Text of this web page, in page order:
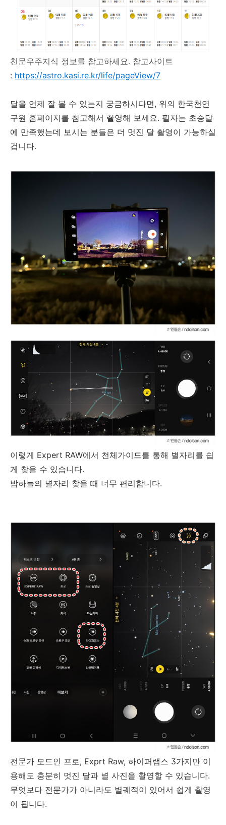
천문우주지식 정보를 참고하세요. 참고사이트
: https://astro.kasi.re.kr/life/pageView/7
달을 언제 잘 볼 수 있는지 궁금하시다면, 위의 한국천연
구원 홈페이지를 참고해서 촬영해 보세요. 필자는 초승달
에 만족했는데 보시는 분들은 더 멋진 달 촬영이 가능하실
겁니다.
이렇게 Expert RAW에서 천체가이드를 통해 별자리를 쉽
게 찾을 수 있습니다.
밤하늘의 별자리 찾을 때 너무 편리합니다.
전문가 모드인 프로, Exprt Raw, 하이퍼랩스 3가지만 이
용해도 충분히 멋진 달과 별 사진을 촬영할 수 있습니다.
무엇보다 전문가가 아니라도 별궤적이 있어서 쉽게 촬영
이 됩니다.